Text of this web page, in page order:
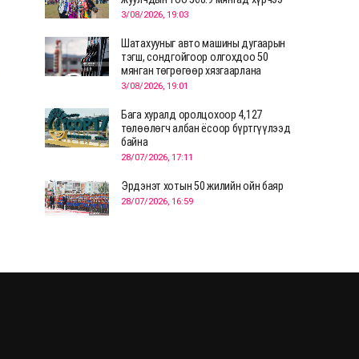
3/08/2026, 19:03
Шатахууныг авто машины дугаарын
тэгш, сондгойгоор олгохдоо 50
мянган төгрөгөөр хязгаарлана
3/08/2026, 19:01
Бага хуралд оролцохоор 4,127
төлөөлөгч албан ёсоор бүртгүүлээд
байна
28/07/2026, 17:11
Эрдэнэт хотын 50 жилийн ойн баяр
28/07/2026, 16:59